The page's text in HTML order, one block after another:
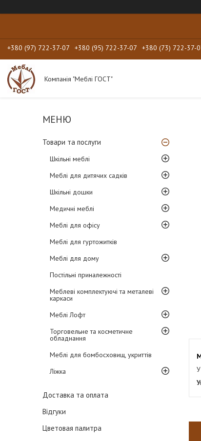
+380 (97) 722-37-07 +380 (95) 722-37-07 +380 (73) 722-37-
Компанія "Меблі ГОСТ"
Товари та послуги
Шкільні меблі
Меблі для дитячих садків
Шкільні дошки
Медичні меблі
Меблі для офісу
Меблі для гуртожитків
Меблі для дому
Постільні приналежності
Меблеві комплектуючі та металеві
каркаси
Меблі Лофт
Торговельне та косметичне
обладнання
Меблі для бомбосховищ, укриттів
Ліжка
Доставка та оплата
Відгуки
Цветовая палитра